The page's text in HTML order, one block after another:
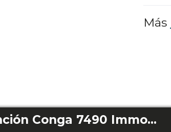
Más
Cepillo multifunción Conga 7490 Immortal / Conga 8290